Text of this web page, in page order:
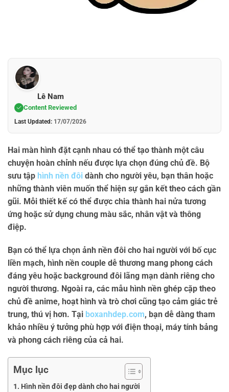
Lê Nam
Content Reviewed
Last Updated: 17/07/2026
Hai màn hình đặt cạnh nhau có thể tạo thành một câu
chuyện hoàn chỉnh nếu được lựa chọn đúng chủ đề. Bộ
sưu tập hình nền đôi dành cho người yêu, bạn thân hoặc
những thành viên muốn thể hiện sự gắn kết theo cách gần
gũi. Mỗi thiết kế có thể được chia thành hai nửa tương
ứng hoặc sử dụng chung màu sắc, nhân vật và thông
điệp.
Bạn có thể lựa chọn ảnh nền đôi cho hai người với bố cục
liền mạch, hình nền couple dễ thương mang phong cách
đáng yêu hoặc background đôi lãng mạn dành riêng cho
người thương. Ngoài ra, các mẫu hình nền ghép cặp theo
chủ đề anime, hoạt hình và trò chơi cũng tạo cảm giác trẻ
trung, thú vị hơn. Tại boxanhdep.com, bạn dễ dàng tham
khảo nhiều ý tưởng phù hợp với điện thoại, máy tính bảng
và phong cách riêng của cả hai.
Mục lục
Hình nền đôi đẹp dành cho hai người